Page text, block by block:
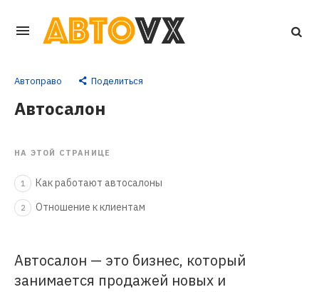
Перейти
основному
контенту
Автоправо Поделиться
Автосалон
НА ЭТОЙ СТРАНИЦЕ
1 Как работают автосалоны
2 Отношение к клиентам
Автосалон — это бизнес, который
занимается продажей новых и